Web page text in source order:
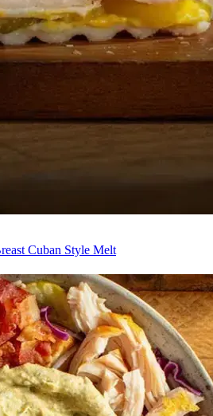
Cuban Style Melt